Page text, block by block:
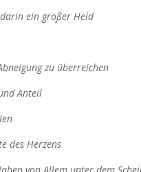
ein großer Held
zu überreichen
Anteil
des Herzens